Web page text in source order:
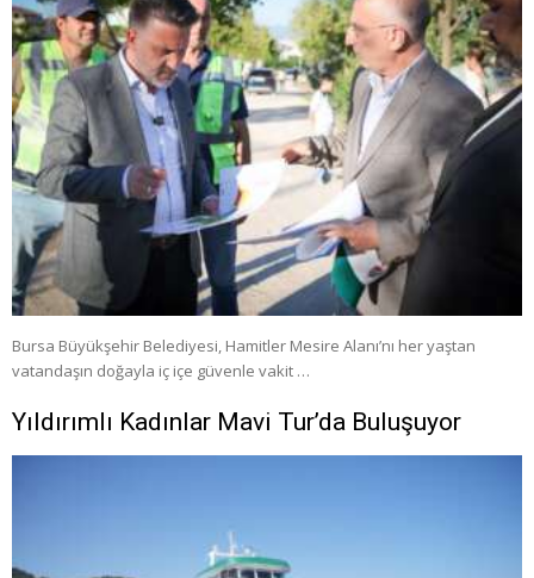
Bursa Büyükşehir Belediyesi, Hamitler Mesire Alanı’nı her yaştan
vatandaşın doğayla iç içe güvenle vakit …
Yıldırımlı Kadınlar Mavi Tur’da Buluşuyor